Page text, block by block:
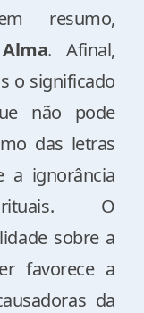
resumo,
Alma. Afinal,
o significado
não pode
das letras
a ignorância
O
sobre a
favorece a
da